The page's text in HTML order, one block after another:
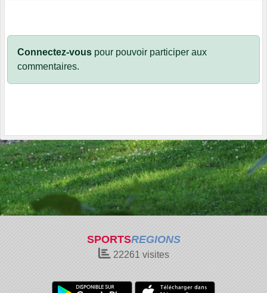
Connectez-vous pour pouvoir participer aux
commentaires.
SPORTSREGIONS
22261 visites